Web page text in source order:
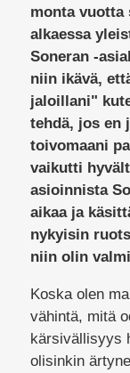
monta vuotta
alkaessa
Soneran -
niin ikävä,
jaloillani"
tehdä, jos en
toivomaani
vaikutti
asioinnista
aikaa ja
nykyisin
niin olin
Koska olen
vähintä, mitä
kärsivällisyys
olisinkin